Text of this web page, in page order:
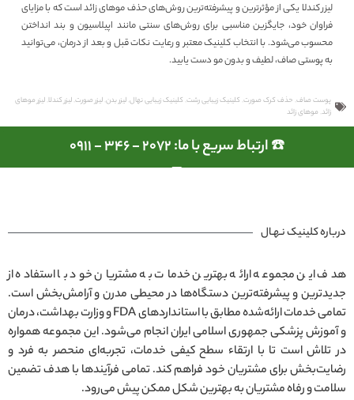
لیزر کندلا یکی از مؤثرترین و پیشرفته‌ترین روش‌های حذف موهای زائد است که با مزایای
فراوان خود، جایگزین مناسبی برای روش‌های سنتی مانند اپیلاسیون و بند انداختن
محسوب می‌شود. با انتخاب کلینیک معتبر و رعایت نکات قبل و بعد از درمان، می‌توانید
به پوستی صاف، لطیف و بدون مو دست یابید.
پوست صاف حذف کرک صورت کلینیک زیبایی رشت کلینیک زیبایی نهال لیزر بدن لیزر صورت لیزر کندلا لیزر موهای
زائد موهای زائد
☎️ ارتباط سریع با ما: 2072 - 346 - 0911
درباره کلینیک نـهـال
هدف این مجموعه ارائه بهترین خدمات به مشتریان خود با استفاده از
جدیدترین و پیشرفته‌ترین دستگاه‌ها در محیطی مدرن و آرامش‌بخش است.
تمامی خدمات ارائه‌شده مطابق با استانداردهای FDA و وزارت بهداشت، درمان
و آموزش پزشکی جمهوری اسلامی ایران انجام می‌شود. این مجموعه همواره
در تلاش است تا با ارتقاء سطح کیفی خدمات، تجربه‌ای منحصر به فرد و
رضایت‌بخش برای مشتریان خود فراهم کند. تمامی فرآیندها با هدف تضمین
سلامت و رفاه مشتریان به بهترین شکل ممکن پیش می‌رود.